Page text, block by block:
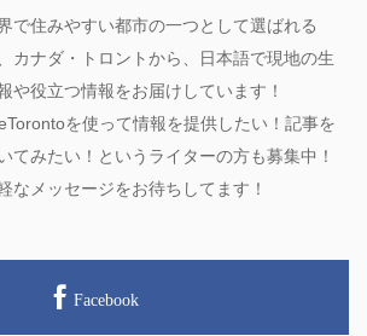
で住みやすい都市の一つとして選ばれる
カナダ・トロントから、日本語で現地の生
や役立つ情報をお届けしています！
を使って情報を提供したい！記事を
てみたい！というライターの方も募集中！
なメッセージをお待ちしてます！
Facebook